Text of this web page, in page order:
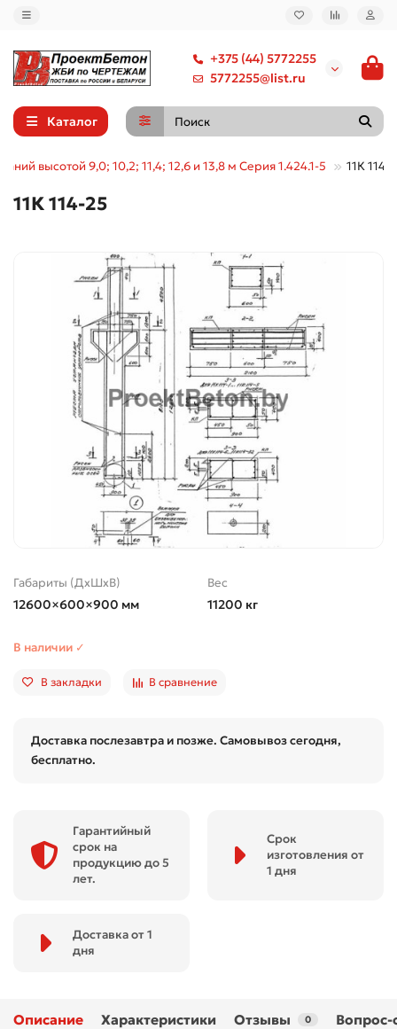
+375 (44) 5772255
5772255@list.ru
Каталог
высотой 9,0; 10,2; 11,4; 12,6 и 13,8 м Серия 1.424.1-5 11К 114-
11К 114-25
Габариты (ДхШхВ)
12600×600×900 мм
Вес
11200 кг
В наличии ✓
В закладки В сравнение
Доставка послезавтра и позже. Самовывоз сегодня,
бесплатно.
Гарантийный
срок на
продукцию до 5
лет.
Срок
изготовления от
1 дня
Доставка от 1
дня
Описание Характеристики Отзывы 0 Вопрос-